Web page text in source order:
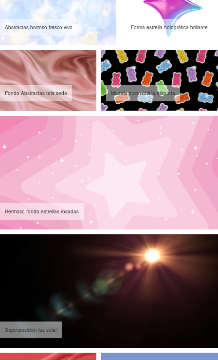
Abstractas borroso fresco vivo Forma estrella holográfica brillante
Fondo Abstractas tela seda Modelo inconsútil la etiqueta
Hermoso fondo estrellas rosadas
Superposición luz solar